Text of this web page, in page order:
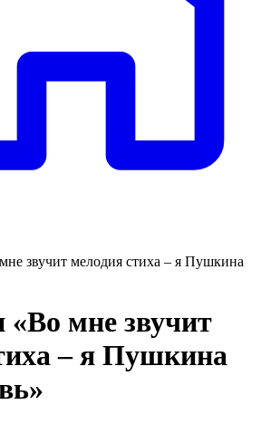
звучит мелодия стиха – я Пушкина
«Во мне звучит
– я Пушкина